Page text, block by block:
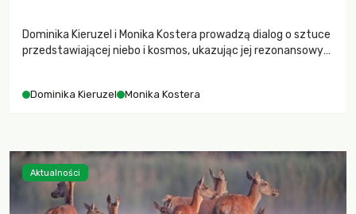
Dominika Kieruzel i Monika Kostera prowadzą dialog o sztuce
przedstawiającej niebo i kosmos, ukazując jej rezonansowy
Dominika Kieruzel Monika Kostera
Aktualności